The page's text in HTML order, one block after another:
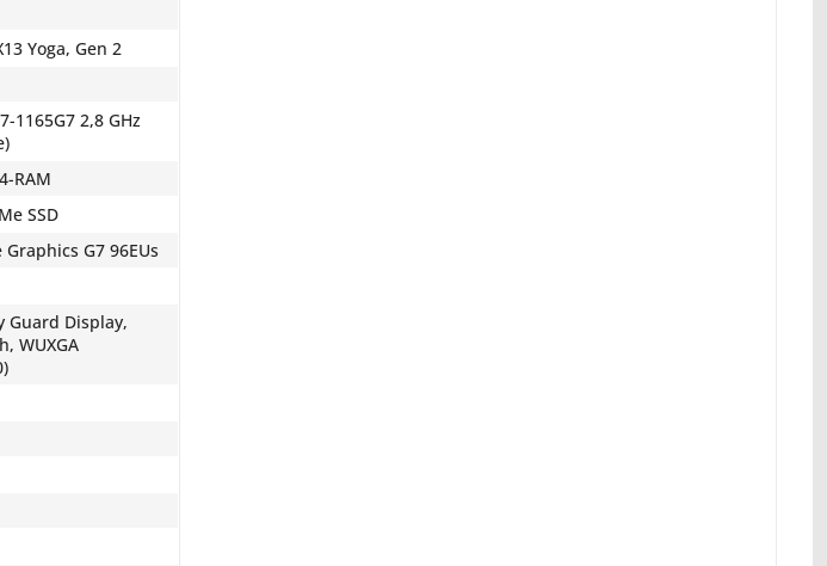
Yoga, Gen 2
1165G7 2,8 GHz
RAM
SSD
G7 96EUs
Guard Display,
WUXGA